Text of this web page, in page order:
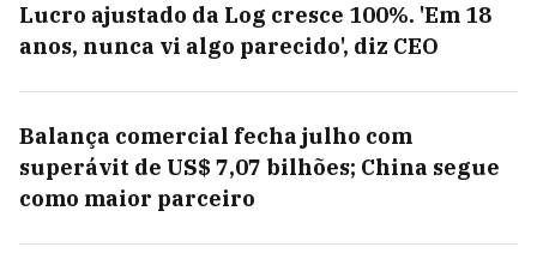
Lucro ajustado da Log cresce 100%. 'Em 18
anos, nunca vi algo parecido', diz CEO
Balança comercial fecha julho com
superávit de US$ 7,07 bilhões; China segue
como maior parceiro